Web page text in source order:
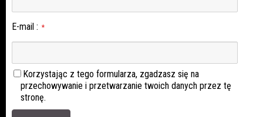
E-mail : *
Korzystając z tego formularza, zgadzasz się na
przechowywanie i przetwarzanie twoich danych przez tę
stronę.